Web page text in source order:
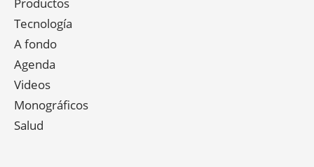
Productos
Tecnología
A fondo
Agenda
Videos
Monográficos
Salud